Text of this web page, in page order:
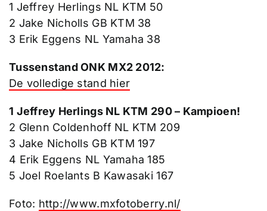
1 Jeffrey Herlings NL KTM 50
2 Jake Nicholls GB KTM 38
3 Erik Eggens NL Yamaha 38
Tussenstand ONK MX2 2012:
De volledige stand hier
1 Jeffrey Herlings NL KTM 290 – Kampioen!
2 Glenn Coldenhoff NL KTM 209
3 Jake Nicholls GB KTM 197
4 Erik Eggens NL Yamaha 185
5 Joel Roelants B Kawasaki 167
Foto: http://www.mxfotoberry.nl/